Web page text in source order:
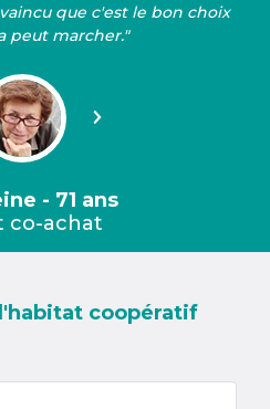
que c'est le bon choix
peut marcher."
Suivant
- 71 ans
co-achat
coopératif